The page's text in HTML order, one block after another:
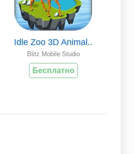
Idle Zoo 3D Animal..
Blitz Mobile Studio
Бесплатно